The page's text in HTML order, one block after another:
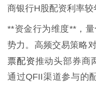
商银行H股配资利率较
**资金行为维度**，
势力。高频交易策略
票配资推动头部券商
通过QFII渠道参与的